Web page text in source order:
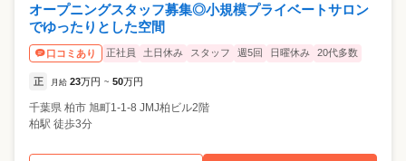
オープニングスタッフ募集◎小規模プライベートサロン
でゆったりとした空間
口コミあり 正社員 土日休み スタッフ 週5回 日曜休み 20代多数
正 月給 23万円 ~ 50万円
千葉県 柏市 旭町1-1-8 JMJ柏ビル2階
柏駅 徒歩3分